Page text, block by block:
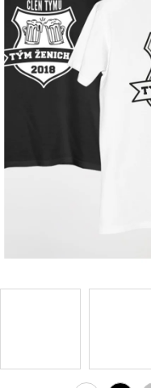
Příležitosti
Domácnost
Oblečení